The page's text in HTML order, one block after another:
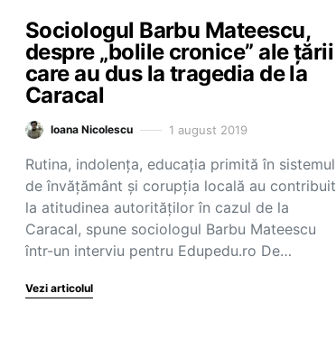
Sociologul Barbu Mateescu,
despre „bolile cronice” ale țării
care au dus la tragedia de la
Caracal
Ioana Nicolescu 1 august 2019
Rutina, indolența, educația primită în sistemul
de învățământ și corupția locală au contribuit
la atitudinea autorităților în cazul de la
Caracal, spune sociologul Barbu Mateescu
într-un interviu pentru Edupedu.ro De…
Vezi articolul